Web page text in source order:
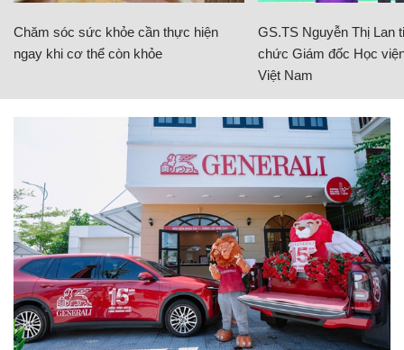
Chăm sóc sức khỏe cần thực hiện
ngay khi cơ thể còn khỏe
GS.TS Nguyễn Thị Lan
chức Giám đốc Học
Việt Nam